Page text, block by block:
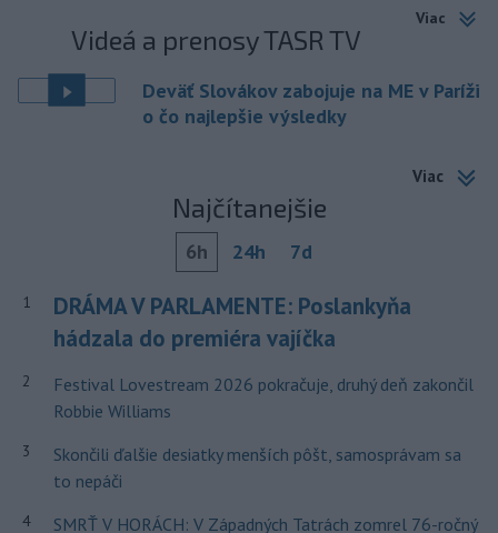
Viac
Videá a prenosy TASR TV
Deväť Slovákov zabojuje na ME v Paríži
o čo najlepšie výsledky
Viac
Najčítanejšie
6h 24h 7d
1
DRÁMA V PARLAMENTE: Poslankyňa
hádzala do premiéra vajíčka
2
Festival Lovestream 2026 pokračuje, druhý deň zakončil
Robbie Williams
3
Skončili ďalšie desiatky menších pôšt, samosprávam sa
to nepáči
4
SMRŤ V HORÁCH: V Západných Tatrách zomrel 76-ročný